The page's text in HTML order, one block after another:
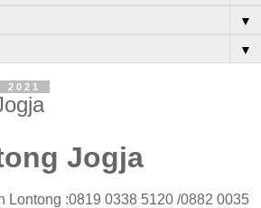
▼
▼
Jogja
Lontong :0819 0338 5120 /0882 0035